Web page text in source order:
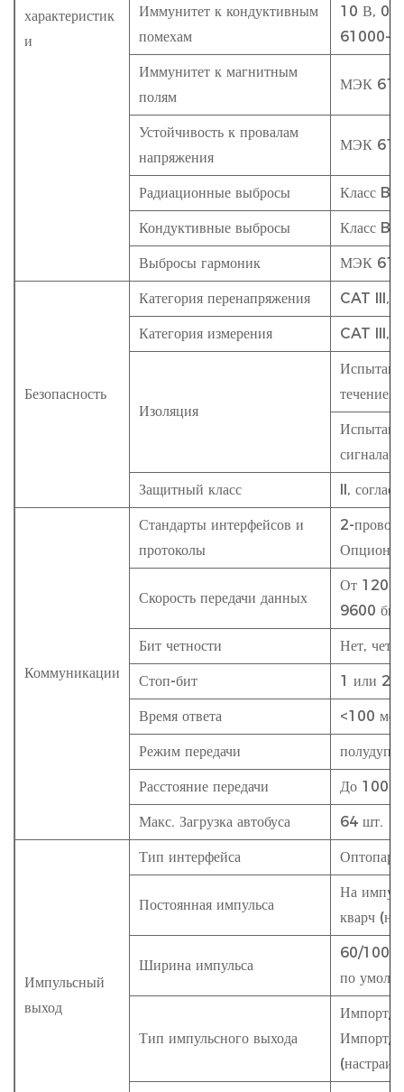
характеристик
и
Иммунитет к кондуктивным
помехам
10 В,
61000-
Иммунитет к магнитным
полям
МЭК
Устойчивость к провалам
напряжения
МЭК
Радиационные выбросы Класс B,
Кондуктивные выбросы Класс B,
Выбросы гармоник МЭК
Безопасность
Категория перенапряжения CAT III,
Категория измерения CAT III,
Изоляция
течение
сигнала
Защитный класс II,
Коммуникации
Стандарты интерфейсов и
протоколы
2-
Скорость передачи данных
От 1200
9600
Бит четности Нет,
Стоп-бит 1 или 2,
Время ответа <100 мс
Режим передачи
Расстояние передачи До
Макс. Загрузка автобуса 64 шт.
Импульсный
выход
Тип интерфейса
Постоянная импульса
На
кварч
Ширина импульса
60/100/
по
Тип импульсного выхода
Импорт/
Импорт/